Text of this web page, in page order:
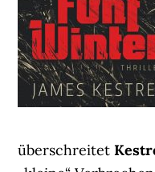
überschreitet